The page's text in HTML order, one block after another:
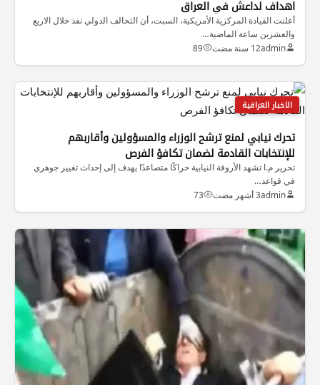
اهداف لداعش في العراق
أعلنت القيادة المركزية الأمريكية، السبت، أن التحالف الدولي نفذ خلال الاربع
والعشرين ساعة الماضية…
admin12 سنة مضت 89
الاخبار العراقية
تحرك نيابي لمنع ترشح الوزراء والمسؤولين وأقاربهم
للإنتخابات القادمة لضمان تكافؤ الفرص
تحرير م.ا تشهد الأروقة النيابية حراكًا متصاعدًا يهدف إلى إحداث تغيير جوهري
في قواعد…
admin3 أشهر مضت 73